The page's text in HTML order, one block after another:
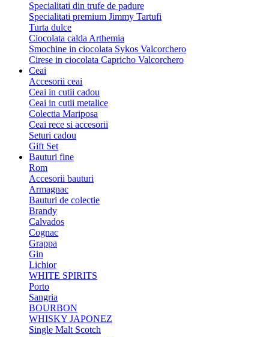
Specialitati din trufe de padure
Specialitati premium Jimmy Tartufi
Turta dulce
Ciocolata calda Arthemia
Smochine in ciocolata Sykos Valcorchero
Cirese in ciocolata Capricho Valcorchero
Ceai
Accesorii ceai
Ceai in cutii cadou
Ceai in cutii metalice
Colectia Mariposa
Ceai rece si accesorii
Seturi cadou
Gift Set
Bauturi fine
Rom
Accesorii bauturi
Armagnac
Bauturi de colectie
Brandy
Calvados
Cognac
Grappa
Gin
Lichior
WHITE SPIRITS
Porto
Sangria
BOURBON
WHISKY JAPONEZ
Single Malt Scotch